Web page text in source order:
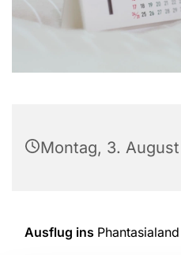
Montag, 3.
Ausflug ins Phantasialand